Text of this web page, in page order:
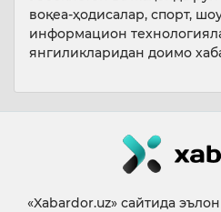
воқеа-ҳодисалар, спорт,
информацион
янгиликларидан доимо
«Xabardor.uz» сайтида